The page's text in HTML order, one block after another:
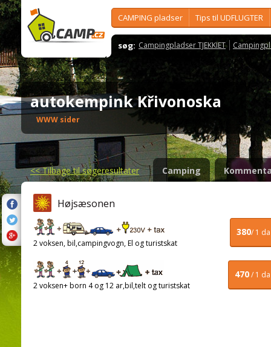
CAMPING pladser Tips til UDFLUGTER
søg: Campingpladser TJEKKIET
autokempink Křivonoska
WWW sider
<<Tilbage til søgeresultater Camping
Højsæsonen
380/ 1
2 voksen, bil,campingvogn, El og turistskat
470/ 1
2 voksen+ born 4 og 12 ar,bil,telt og turistskat